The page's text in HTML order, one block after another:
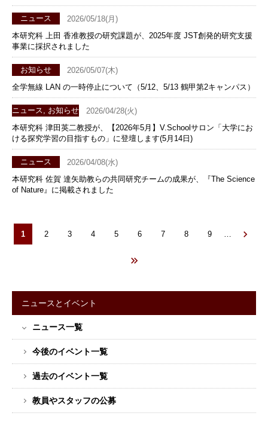
2026/05/18(月)
ニュース
本研究科 上田 香准教授の研究課題が、2025年度 JST創発的研究支援
事業に採択されました
2026/05/07(木)
お知らせ
全学無線 LAN の一時停止について（5/12、5/13 鶴甲第2キャンパス）
2026/04/28(火)
ニュース, お知らせ
本研究科 津田英二教授が、【2026年5月】V.Schoolサロン「大学にお
ける探究学習の目指すもの」に登壇します(5月14日)
2026/04/08(水)
ニュース
本研究科 佐賀 達矢助教らの共同研究チームの成果が、『The Science
of Nature』に掲載されました
ペ
り
カ
レ
ー
ジ
1 Page
2 Page
3 Page
4 Page
5 Page
6 Page
7 Page
8 Page
9 …
ー
メ
ニ
ュ
ニュースとイベント
ニュース一覧
今後のイベント一覧
過去のイベント一覧
教員やスタッフの公募